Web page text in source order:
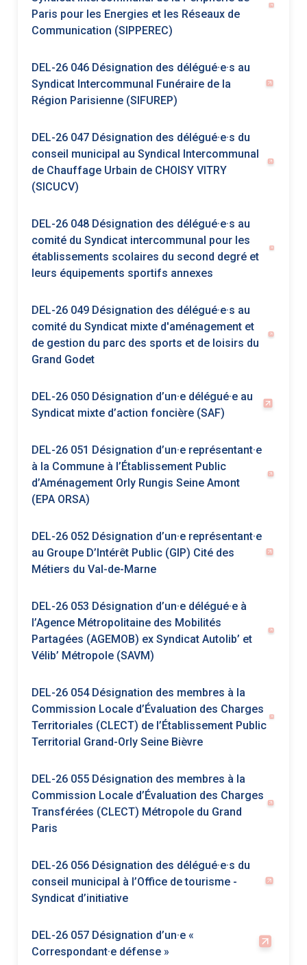
Région Parisienne (SIFUREP)
conseil municipal au Syndical Intercommunal
de Chauffage Urbain de CHOISY VITRY
(SICUCV)
DEL-26 048 Désignation des délégué·e·s au
comité du Syndicat intercommunal pour les
établissements scolaires du second degré et
leurs équipements sportifs annexes
DEL-26 049 Désignation des délégué·e·s au
comité du Syndicat mixte d'aménagement et
de gestion du parc des sports et de loisirs du
Grand Godet
DEL-26 050 Désignation d’un·e délégué·e au
Syndicat mixte d’action foncière (SAF)
DEL-26 051 Désignation d’un·e représentant·e
d’Aménagement Orly Rungis Seine Amont
(EPA ORSA)
DEL-26 052 Désignation d’un·e représentant·e
au Groupe D’Intérêt Public (GIP) Cité des
Métiers du Val-de-Marne
l’Agence Métropolitaine des Mobilités
Partagées (AGEMOB) ex Syndicat Autolib’ et
Vélib’ Métropole (SAVM)
DEL-26 054 Désignation des membres à la
Commission Locale d’Évaluation des Charges
Territoriales (CLECT) de l’Établissement Public
Territorial Grand-Orly Seine Bièvre
DEL-26 055 Désignation des membres à la
Commission Locale d’Évaluation des Charges
Transférées (CLECT) Métropole du Grand
Paris
DEL-26 056 Désignation des délégué·e·s du
conseil municipal à l’Office de tourisme -
Syndicat d’initiative
Correspondant·e défense »
DEL-26 058 Compte-rendu des décisions L-
Territoriales
Conseil Municipal d’installation du 28 mars